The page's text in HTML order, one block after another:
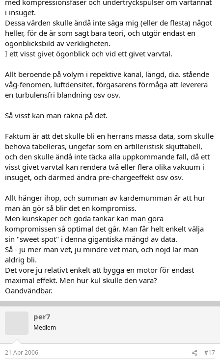
i insuget.
Dessa värden skulle ändå inte säga mig (eller de flesta) något
heller, för de är som sagt bara teori, och utgör endast en
ögonblicksbild av verkligheten.
I ett visst givet ögonblick och vid ett givet varvtal.
Allt beroende på volym i repektive kanal, längd, dia. stående
våg-fenomen, luftdensitet, förgasarens förmåga att leverera
en turbulensfri blandning osv osv.
Så visst kan man räkna på det.
Faktum är att det skulle bli en herrans massa data, som skulle
behöva tabelleras, ungefär som en artilleristisk skjuttabell,
och den skulle ändå inte täcka alla uppkommande fall, då ett
visst givet varvtal kan rendera två eller flera olika vakuum i
insuget, och därmed ändra pre-chargeeffekt osv osv.
Allt hänger ihop, och summan av kardemumman är att hur
man än gör så blir det en kompromiss.
Men kunskaper och goda tankar kan man göra
kompromissen så optimal det går. Man får helt enkelt välja
sin "sweet spot" i denna gigantiska mängd av data.
Så - ju mer man vet, ju mindre vet man, och nöjd lär man
aldrig bli.
Det vore ju relativt enkelt att bygga en motor för endast
maximal effekt. Men hur kul skulle den vara?
Oandvändbar.
per7
Medlem
21 Apr 2006 #17